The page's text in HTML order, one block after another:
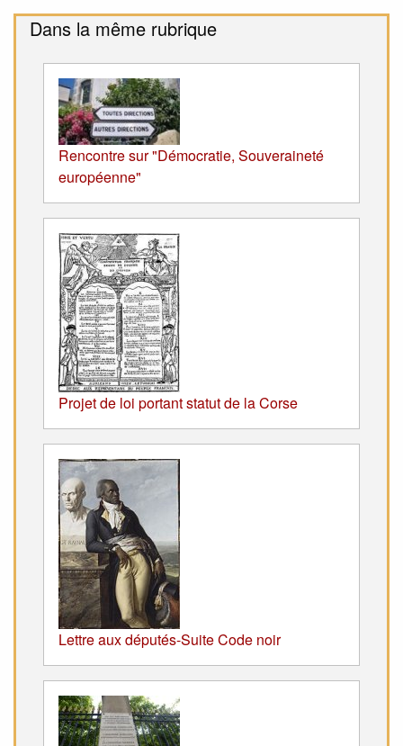
Dans la même rubrique
Rencontre sur "Démocratie, Souveraineté
européenne"
Projet de loi portant statut de la Corse
Lettre aux députés-Suite Code noir